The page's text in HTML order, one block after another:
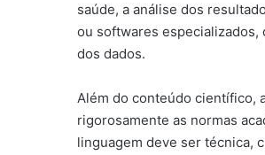
saúde, a análise dos
ou softwares
dos dados.
Além do conteúdo científico,
rigorosamente as normas
linguagem deve ser técnica,